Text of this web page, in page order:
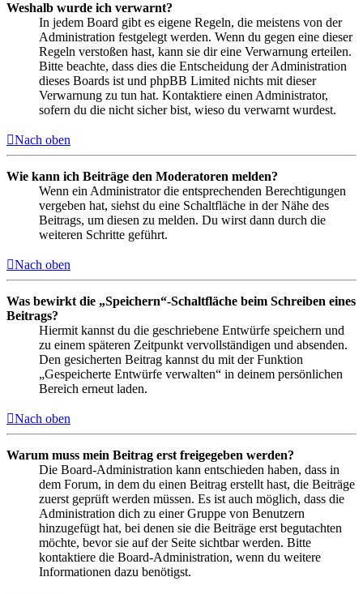
Weshalb wurde ich verwarnt?
In jedem Board gibt es eigene Regeln, die meistens von der
Administration festgelegt werden. Wenn du gegen eine dieser
Regeln verstoßen hast, kann sie dir eine Verwarnung erteilen.
Bitte beachte, dass dies die Entscheidung der Administration
dieses Boards ist und phpBB Limited nichts mit dieser
Verwarnung zu tun hat. Kontaktiere einen Administrator,
sofern du die nicht sicher bist, wieso du verwarnt wurdest.
Nach oben
Wie kann ich Beiträge den Moderatoren melden?
Wenn ein Administrator die entsprechenden Berechtigungen
vergeben hat, siehst du eine Schaltfläche in der Nähe des
Beitrags, um diesen zu melden. Du wirst dann durch die
weiteren Schritte geführt.
Nach oben
Was bewirkt die „Speichern“-Schaltfläche beim Schreiben eines
Beitrags?
Hiermit kannst du die geschriebene Entwürfe speichern und
zu einem späteren Zeitpunkt vervollständigen und absenden.
Den gesicherten Beitrag kannst du mit der Funktion
„Gespeicherte Entwürfe verwalten“ in deinem persönlichen
Bereich erneut laden.
Nach oben
Warum muss mein Beitrag erst freigegeben werden?
Die Board-Administration kann entschieden haben, dass in
dem Forum, in dem du einen Beitrag erstellt hast, die Beiträge
zuerst geprüft werden müssen. Es ist auch möglich, dass die
Administration dich zu einer Gruppe von Benutzern
hinzugefügt hat, bei denen sie die Beiträge erst begutachten
möchte, bevor sie auf der Seite sichtbar werden. Bitte
kontaktiere die Board-Administration, wenn du weitere
Informationen dazu benötigst.